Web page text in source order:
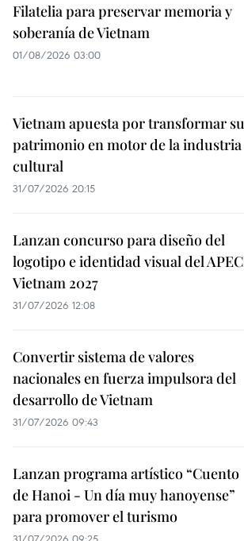
Filatelia para preservar memoria y
soberanía de Vietnam
01/08/2026 03:00
Vietnam apuesta por transformar su
patrimonio en motor de la industria
cultural
31/07/2026 20:15
Lanzan concurso para diseño del
logotipo e identidad visual del APEC
Vietnam 2027
31/07/2026 12:08
Convertir sistema de valores
nacionales en fuerza impulsora del
desarrollo de Vietnam
31/07/2026 09:43
Lanzan programa artístico “Cuento
de Hanoi - Un día muy hanoyense”
para promover el turismo